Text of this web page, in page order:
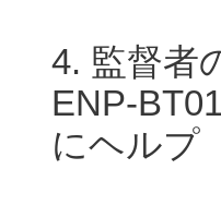
4. 監督者
ENP-
にヘルプ